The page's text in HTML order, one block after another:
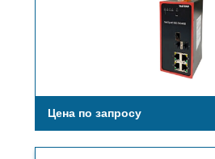
Цена по запросу